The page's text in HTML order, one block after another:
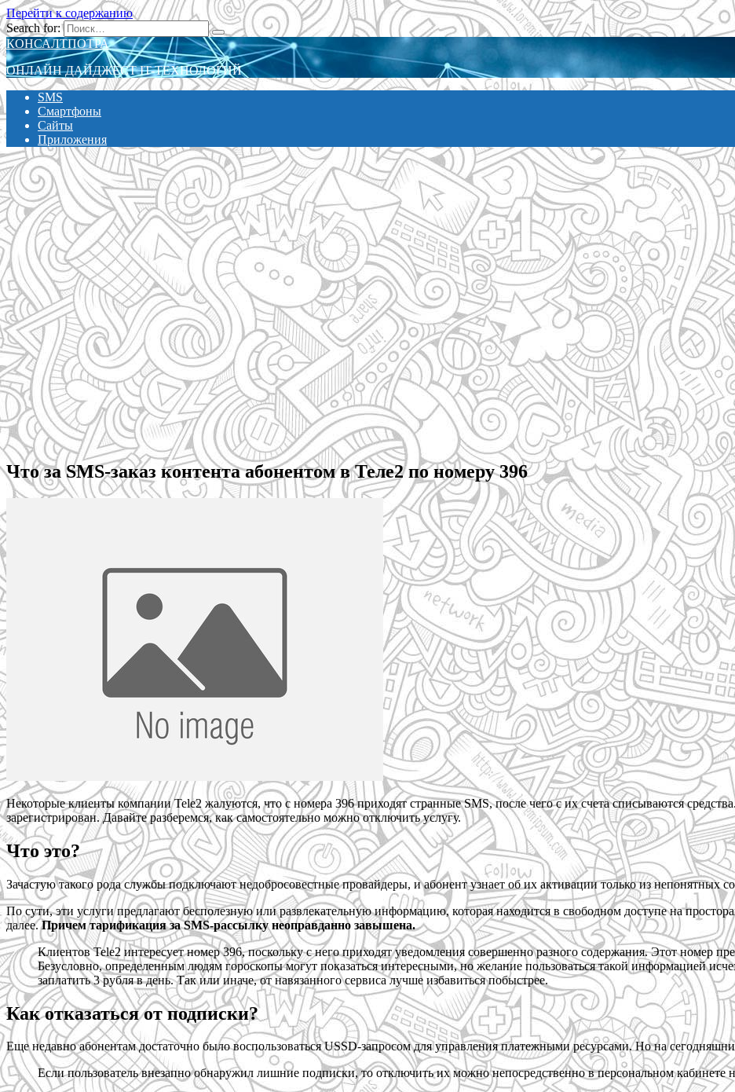
Перейти к содержанию
Search for:
КОНСАЛТПОТРА
ОНЛАЙН ДАЙДЖЕСТ IT-ТЕХНОЛОГИЙ
SMS
Смартфоны
Сайты
Приложения
Что за SMS-заказ контента абонентом в Теле2 по номеру 396
Некоторые клиенты компании Tele2 жалуются, что с номера 396 приходят странные SMS, после чего с их счета списываются
зарегистрирован. Давайте разберемся, как самостоятельно можно отключить услугу.
Что это?
Зачастую такого рода службы подключают недобросовестные провайдеры, и абонент узнает об их активации только из непонятных
По сути, эти услуги предлагают бесполезную или развлекательную информацию, которая находится в свободном доступе на
далее.Причем тарификация за SMS-рассылку неоправданно завышена.
Клиентов Tele2 интересует номер 396, поскольку с него приходят уведомления совершенно разного содержания. Этот номер
Безусловно, определенным людям гороскопы могут показаться интересными, но желание пользоваться такой информацией
заплатить 3 рубля в день. Так или иначе, от навязанного сервиса лучше избавиться побыстрее.
Как отказаться от подписки?
Еще недавно абонентам достаточно было воспользоваться USSD-запросом для управления платежными ресурсами. Но на
Если пользователь внезапно обнаружил лишние подписки, то отключить их можно непосредственно в персональном